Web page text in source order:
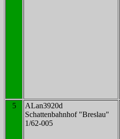
5
ALan3920d
Schattenbahnhof "Breslau"
1/62-005